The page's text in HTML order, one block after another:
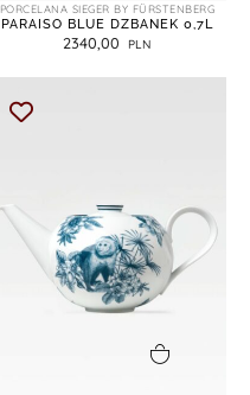
PORCELANA SIEGER BY FÜRSTENBERG
PARAISO BLUE DZBANEK 0,7L
2340,00